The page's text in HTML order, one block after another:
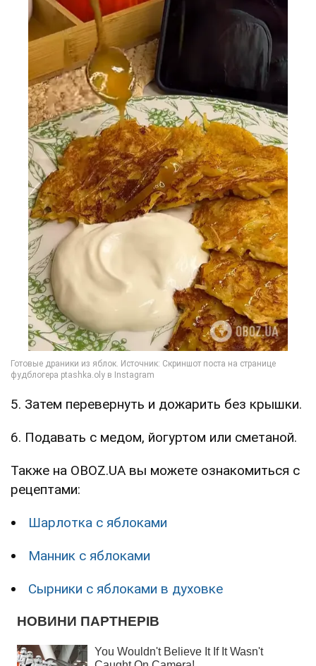
5. Затем перевернуть и дожарить без крышки.
6. Подавать с медом, йогуртом или сметаной.
Также на OBOZ.UA вы можете ознакомиться с
рецептами:
Шарлотка с яблоками
Манник с яблоками
Сырники с яблоками в духовке